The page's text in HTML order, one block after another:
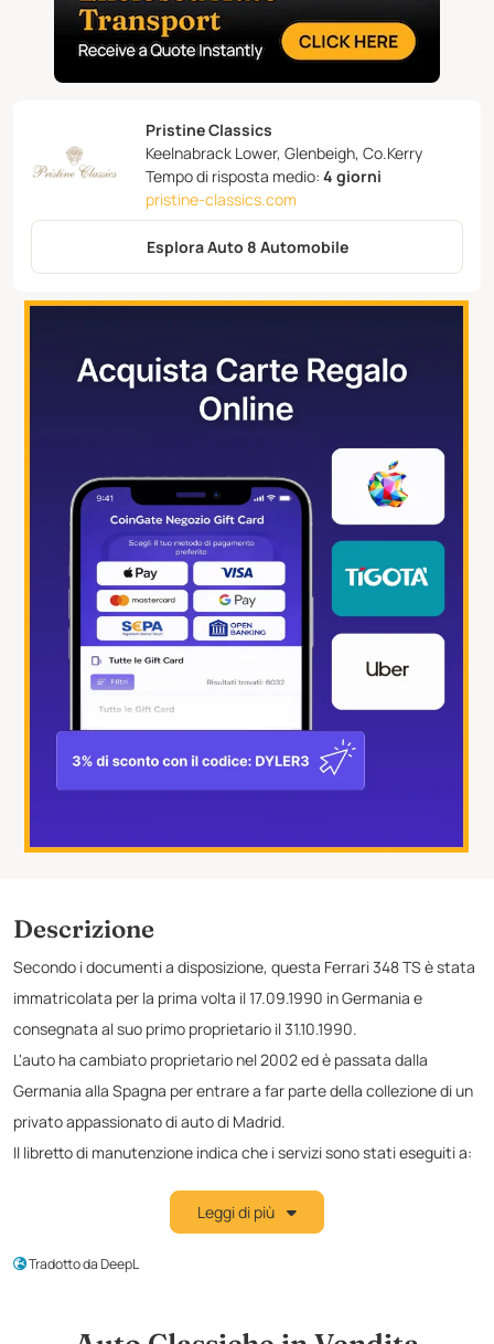
Pristine Classics
Keelnabrack Lower, Glenbeigh, Co.Kerry
Tempo di risposta medio: 4 giorni
pristine-classics.com
Esplora Auto 8 Automobile
Descrizione
Secondo i documenti a disposizione, questa Ferrari 348 TS è stata
immatricolata per la prima volta il 17.09.1990 in Germania e
consegnata al suo primo proprietario il 31.10.1990.
L'auto ha cambiato proprietario nel 2002 ed è passata dalla
Germania alla Spagna per entrare a far parte della collezione di un
privato appassionato di auto di Madrid.
Il libretto di manutenzione indica che i servizi sono stati eseguiti a:
60.831 km il 05.07.2012
che le cinghie della frizione e della distribuzione sono state
Leggi di più
Tradotto da DeepL